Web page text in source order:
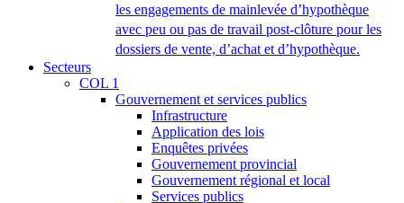
les engagements de mainlevée d’hypothèque
avec peu ou pas de travail post-clôture pour les
dossiers de vente, d’achat et d’hypothèque.
Secteurs
COL 1
Gouvernement et services publics
Infrastructure
Application des lois
Enquêtes privées
Gouvernement provincial
Gouvernement régional et local
Services publics